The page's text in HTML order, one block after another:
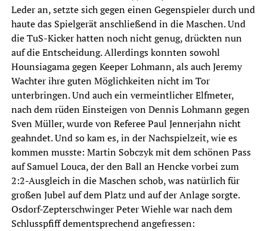
Leder an, setzte sich gegen einen Gegenspieler durch und
haute das Spielgerät anschließend in die Maschen. Und
die TuS-Kicker hatten noch nicht genug, drückten nun
auf die Entscheidung. Allerdings konnten sowohl
Hounsiagama gegen Keeper Lohmann, als auch Jeremy
Wachter ihre guten Möglichkeiten nicht im Tor
unterbringen. Und auch ein vermeintlicher Elfmeter,
nach dem rüden Einsteigen von Dennis Lohmann gegen
Sven Müller, wurde von Referee Paul Jennerjahn nicht
geahndet. Und so kam es, in der Nachspielzeit, wie es
kommen musste: Martin Sobczyk mit dem schönen Pass
auf Samuel Louca, der den Ball an Hencke vorbei zum
2:2-Ausgleich in die Maschen schob, was natürlich für
großen Jubel auf dem Platz und auf der Anlage sorgte.
Osdorf-Zepterschwinger Peter Wiehle war nach dem
Schlusspfiff dementsprechend angefressen: